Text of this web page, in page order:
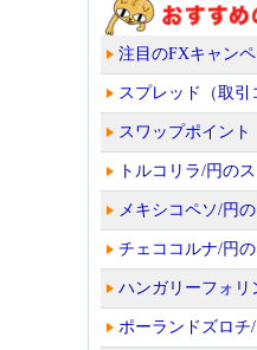
注目のFXキャン
スプレッド（取引
スワップポイント
トルコリラ/円の
メキシコペソ/円
チェココルナ/円
ハンガリーフォリ
ポーランドズロチ